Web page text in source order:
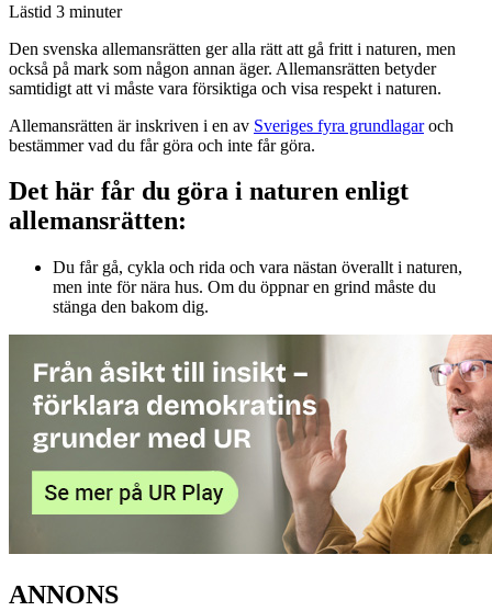
Lästid 3 minuter
Den svenska allemansrätten ger alla rätt att gå fritt i naturen, men
också på mark som någon annan äger. Allemansrätten betyder
samtidigt att vi måste vara försiktiga och visa respekt i naturen.
Allemansrätten är inskriven i en av Sveriges fyra grundlagaroch
bestämmer vad du får göra och inte får göra.
Det här får du göra i naturen enligt
allemansrätten:
Du får gå, cykla och rida och vara nästan överallt i naturen,
men inte för nära hus. Om du öppnar en grind måste du
stänga den bakom dig.
ANNONS